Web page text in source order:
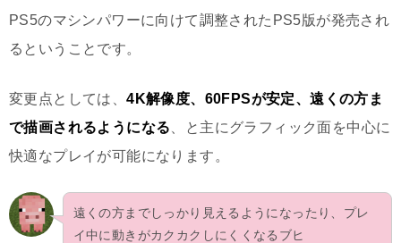
PS5のマシンパワーに向けて調整されたPS5版が発売され
るということです。
変更点としては、4K解像度、60FPSが安定、遠くの方ま
で描画されるようになる 、と主にグラフィック面を中心に
快適なプレイが可能になります。
遠くの方までしっかり見えるようになったり、プレ
イ中に動きがカクカクしにくくなるブヒ